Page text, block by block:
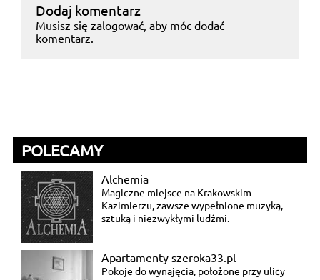
Dodaj komentarz
Musisz się zalogować, aby móc dodać
komentarz.
POLECAMY
Alchemia
Magiczne miejsce na Krakowskim
Kazimierzu, zawsze wypełnione muzyką,
sztuką i niezwykłymi ludźmi.
Apartamenty szeroka33.pl
Pokoje do wynajęcia, położone przy ulicy